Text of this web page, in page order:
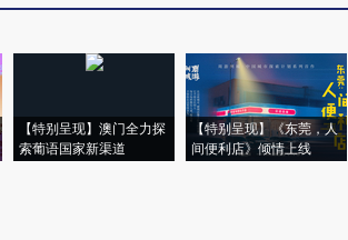
【特别呈现】澳门全力探
索葡语国家新渠道
【特别呈现】《东莞，人
间便利店》倾情上线